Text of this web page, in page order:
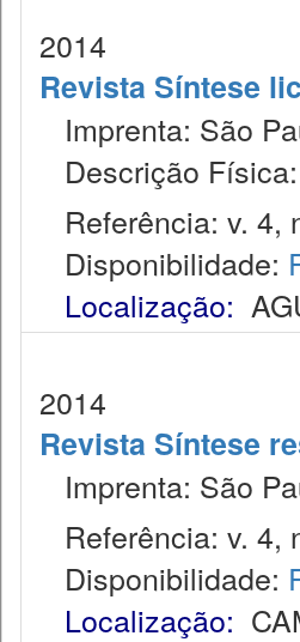
2014
Revista Síntese
Imprenta: São
Descrição
Referência: v. 4,
Disponibilidade:
Localização:
2014
Revista Síntese
Imprenta: São
Referência: v. 4,
Disponibilidade:
Localização: